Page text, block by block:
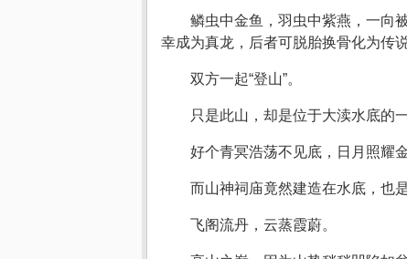
鳞虫中金鱼，羽虫中紫燕，一向
幸成为真龙，后者可脱胎换骨化为传
双方一起“登山”。
只是此山，却是位于大渎水底的
好个青冥浩荡不见底，日月照耀金
而山神祠庙竟然建造在水底，也
飞阁流丹，云蒸霞蔚。